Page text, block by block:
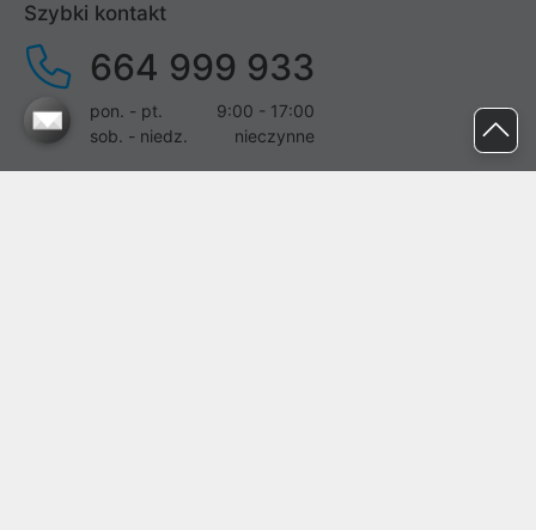
Szybki kontakt
664 999 933
pon. - pt.
9:00 - 17:00
sob. - niedz.
nieczynne